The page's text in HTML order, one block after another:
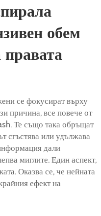
обем
правата
се фокусират върху
причина, все повече от
Те също така обръщат
сгъстява или удължава
дали
миглите. Един аспект,
Оказва се, че нейната
ефект на